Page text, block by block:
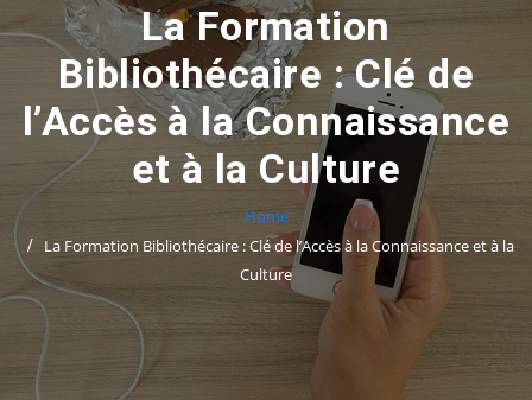
La Formation
Bibliothécaire : Clé de
l’Accès à la Connaissance
et à la Culture
Home
La Formation Bibliothécaire : Clé de l’Accès à la Connaissance et à la
Culture